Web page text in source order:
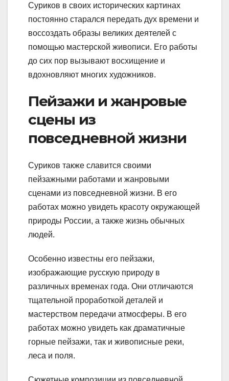
Суриков в своих исторических картинах
постоянно старался передать дух времени и
воссоздать образы великих деятелей с
помощью мастерской живописи. Его работы
до сих пор вызывают восхищение и
вдохновляют многих художников.
Пейзажи и жанровые
сцены из
повседневной жизни
Суриков также славится своими
пейзажными работами и жанровыми
сценами из повседневной жизни. В его
работах можно увидеть красоту окружающей
природы России, а также жизнь обычных
людей.
Особенно известны его пейзажи,
изображающие русскую природу в
различных временах года. Они отличаются
тщательной проработкой деталей и
мастерством передачи атмосферы. В его
работах можно увидеть как драматичные
горные пейзажи, так и живописные реки,
леса и поля.